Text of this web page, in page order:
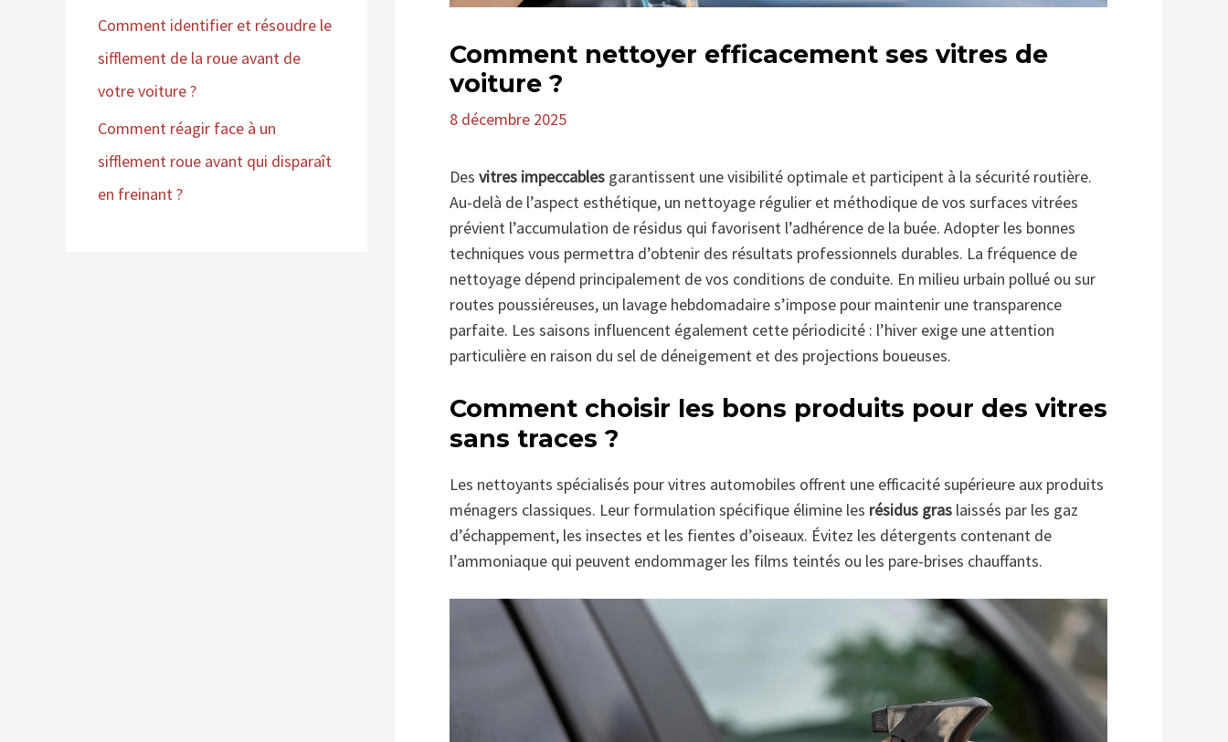
Comment identifier et résoudre le
sifflement de la roue avant de
votre voiture ?
Comment réagir face à un
sifflement roue avant qui disparaît
en freinant ?
Comment nettoyer efficacement ses vitres de
voiture ?
8 décembre 2025
Des vitres impeccables garantissent une visibilité optimale et participent à la sécurité routière.
Au-delà de l’aspect esthétique, un nettoyage régulier et méthodique de vos surfaces vitrées
prévient l’accumulation de résidus qui favorisent l’adhérence de la buée. Adopter les bonnes
techniques vous permettra d’obtenir des résultats professionnels durables. La fréquence de
nettoyage dépend principalement de vos conditions de conduite. En milieu urbain pollué ou sur
routes poussiéreuses, un lavage hebdomadaire s’impose pour maintenir une transparence
parfaite. Les saisons influencent également cette périodicité : l’hiver exige une attention
particulière en raison du sel de déneigement et des projections boueuses.
Comment choisir les bons produits pour des vitres
sans traces ?
Les nettoyants spécialisés pour vitres automobiles offrent une efficacité supérieure aux produits
ménagers classiques. Leur formulation spécifique élimine les résidus gras laissés par les gaz
d’échappement, les insectes et les fientes d’oiseaux. Évitez les détergents contenant de
l’ammoniaque qui peuvent endommager les films teintés ou les pare-brises chauffants.